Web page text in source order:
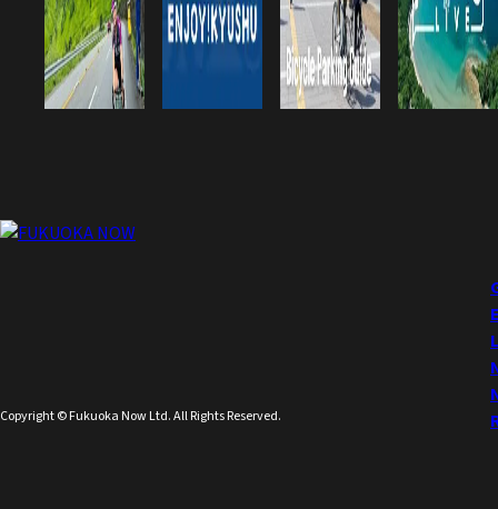
Copyright © Fukuoka Now Ltd. All Rights Reserved.